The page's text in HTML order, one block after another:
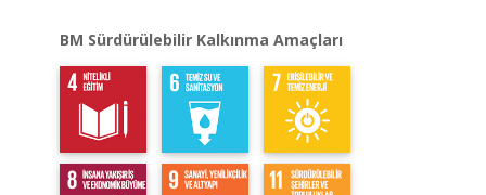
BM Sürdürülebilir Kalkınma Amaçları